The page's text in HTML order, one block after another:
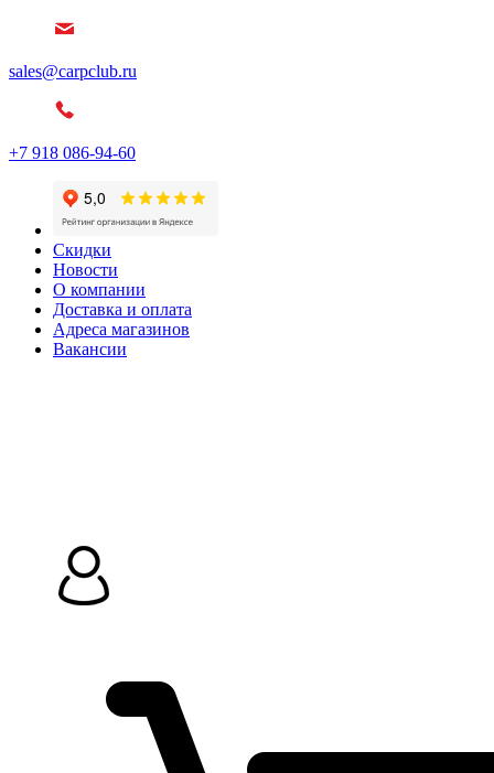
sales@carpclub.ru
+7 918 086-94-60
Скидки
Новости
О компании
Доставка и оплата
Адреса магазинов
Вакансии